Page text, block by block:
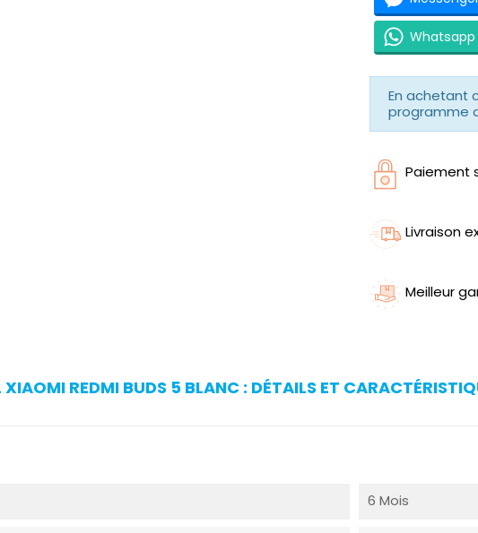
Whatsapp
En achetant
programme
Paiement
Livraison
Meilleur
XIAOMI REDMI BUDS 5 BLANC : DÉTAILS ET
6 Mois